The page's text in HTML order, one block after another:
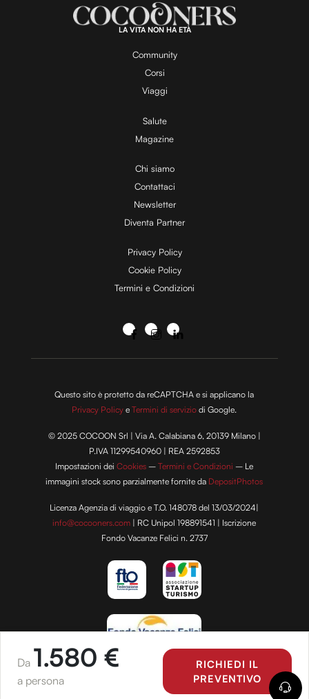
Da 1.580 €
a persona
RICHIEDI IL
PREVENTIVO
LA VITA NON HA ETÀ
Community
Corsi
Viaggi
Salute
Magazine
Chi siamo
Contattaci
Newsletter
Diventa Partner
Privacy Policy
Cookie Policy
Termini e Condizioni
Questo sito è protetto da reCAPTCHA e si applicano la
Privacy Policy eTermini di servizio di Google.
© 2025 COCOON Srl | Via A. Calabiana 6, 20139 Milano |
P.IVA 11299540960 | REA 2592853
Impostazioni deiCookies –Termini e Condizioni – Le
immagini stock sono parzialmente fornite da DepositPhotos
Licenza Agenzia di viaggio e T.O. 148078 del 13/03/2024|
info@cocooners.com | RC Unipol 198891541 | Iscrizione
Fondo Vacanze Felici n. 2737